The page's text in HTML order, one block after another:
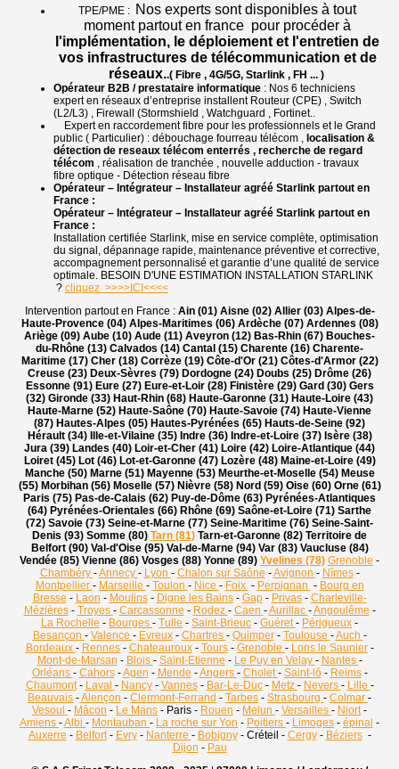
TPE/PME : Nos experts sont disponibles à tout
moment partout en france pour procéder à
l'implémentation, le déploiement et l'entretien de
vos infrastructures de télécommunication et de
réseaux..( Fibre , 4G/5G, Starlink , FH ... )
Opérateur B2B / prestataire informatique : Nos 6 techniciens
expert en réseaux d’entreprise installent Routeur (CPE) , Switch
(L2/L3) , Firewall (Stormshield , Watchguard , Fortinet..
Expert en raccordement fibre pour les professionnels et le Grand
public ( Particulier) : débouchage fourreau télécom , localisation &
détection de reseaux télécom enterrés , recherche de regard
télécom , réalisation de tranchée , nouvelle adduction - travaux
fibre optique - Détection réseau fibre
Opérateur – Intégrateur – Installateur agréé Starlink partout en
France :
Opérateur – Intégrateur – Installateur agréé Starlink partout en
France :
Installation certifiée Starlink, mise en service complète, optimisation
du signal, dépannage rapide, maintenance préventive et corrective,
accompagnement personnalisé et garantie d’une qualité de service
optimale. BESOIN D'UNE ESTIMATION INSTALLATION STARLINK
? cliquez >>>>ICI<<<<
Intervention partout en France :Ain (01) Aisne (02) Allier (03) Alpes-de-
Haute-Provence (04) Alpes-Maritimes (06) Ardèche (07) Ardennes (08)
Ariège (09) Aube (10) Aude (11) Aveyron (12) Bas-Rhin (67) Bouches-
du-Rhône (13) Calvados (14) Cantal (15) Charente (16) Charente-
Maritime (17) Cher (18) Corrèze (19) Côte-d'Or (21) Côtes-d'Armor (22)
Creuse (23) Deux-Sèvres (79) Dordogne (24) Doubs (25) Drôme (26)
Essonne (91) Eure (27) Eure-et-Loir (28) Finistère (29) Gard (30) Gers
(32) Gironde (33) Haut-Rhin (68) Haute-Garonne (31) Haute-Loire (43)
Haute-Marne (52) Haute-Saône (70) Haute-Savoie (74) Haute-Vienne
(87) Hautes-Alpes (05) Hautes-Pyrénées (65) Hauts-de-Seine (92)
Hérault (34) Ille-et-Vilaine (35) Indre (36) Indre-et-Loire (37) Isère (38)
Jura (39) Landes (40) Loir-et-Cher (41) Loire (42) Loire-Atlantique (44)
Loiret (45) Lot (46) Lot-et-Garonne (47) Lozère (48) Maine-et-Loire (49)
Manche (50) Marne (51) Mayenne (53) Meurthe-et-Moselle (54) Meuse
(55) Morbihan (56) Moselle (57) Nièvre (58) Nord (59) Oise (60) Orne (61)
Paris (75) Pas-de-Calais (62) Puy-de-Dôme (63) Pyrénées-Atlantiques
(64) Pyrénées-Orientales (66) Rhône (69) Saône-et-Loire (71) Sarthe
(72) Savoie (73) Seine-et-Marne (77) Seine-Maritime (76) Seine-Saint-
Denis (93) Somme (80) Tarn (81) Tarn-et-Garonne (82) Territoire de
Belfort (90) Val-d'Oise (95) Val-de-Marne (94) Var (83) Vaucluse (84)
Vendée (85) Vienne (86) Vosges (88) Yonne (89) Yvelines (78) Grenoble -
Chambéry -Annecy - Lyon - Chalon sur Saône -Avignon - Nîmes-
Montpellier - Marseille - Toulon - Nice - Foix - Perpignan - Bourg en
Bresse - Laon - Moulins- Digne les Bains- Gap- Privas- Charleville-
Mézières- Troyes - Carcassonne - Rodez - Caen -Aurillac -Angoulême -
La Rochelle - Bourges - Tulle - Saint-Brieuc - Guéret- Périgueux -
Besançon - Valence - Evreux- Chartres - Quimper- Toulouse -Auch -
Bordeaux - Rennes- Chateauroux- Tours- Grenoble - Lons le Saunier-
Mont-de-Marsan - Blois - Saint-Etienne - Le Puy en Velay - Nantes -
Orléans - Cahors-Agen - Mende -Angers - Cholet- Saint-lô- Reims-
Chaumont- Laval - Nancy- Vannes- Bar-Le-Duc- Metz - Nevers - Lille -
Beauvais -Alençon - Clermont-Ferrand - Tarbes - Strasbourg - Colmar -
Vesoul - Mâcon - Le Mans - Paris - Rouen - Melun - Versailles - Niort-
Amiens -Albi - Montauban - La roche sur Yon - Poitiers - Limoges - épinal -
Auxerre - Belfort- Evry- Nanterre - Bobigny- Créteil - Cergy- Béziers-
Dijon - Pau